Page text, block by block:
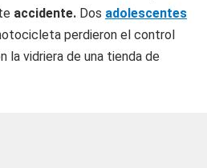
accidente. Dos adolescentes
perdieron el control
la vidriera de una tienda de